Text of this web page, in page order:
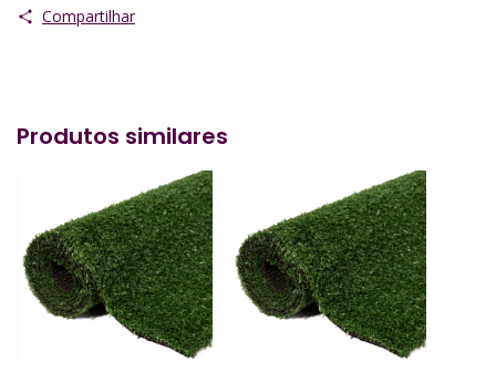
Compartilhar
Produtos similares